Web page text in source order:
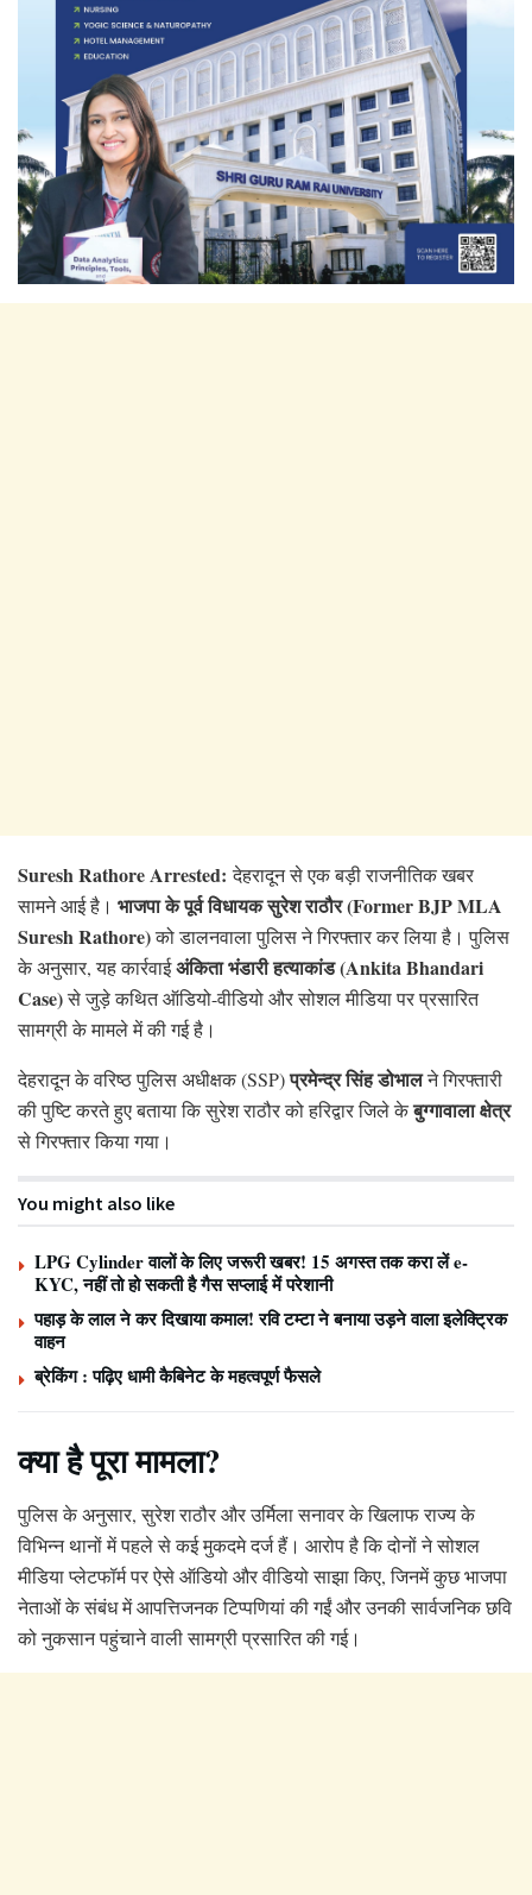
Suresh Rathore Arrested:देहरादून से एक बड़ी राजनीतिक खबर
सामने आई है। भाजपा के पूर्व विधायक सुरेश राठौर (Former BJP MLA
Suresh Rathore)को डालनवाला पुलिस ने गिरफ्तार कर लिया है। पुलिस
के अनुसार, यह कार्रवाईअंकिता भंडारी हत्याकांड (Ankita Bhandari
Case)से जुड़े कथित ऑडियो-वीडियो और सोशल मीडिया पर प्रसारित
सामग्री के मामले में की गई है।
देहरादून के वरिष्ठ पुलिस अधीक्षक (SSP)प्रमेन्द्र सिंह डोभालने गिरफ्तारी
की पुष्टि करते हुए बताया कि सुरेश राठौर को हरिद्वार जिले केबुग्गावाला क्षेत्र
से गिरफ्तार किया गया।
You might also like
LPG Cylinder वालों के लिए जरूरी खबर! 15 अगस्त तक करा लें e-
KYC, नहीं तो हो सकती है गैस सप्लाई में परेशानी
पहाड़ के लाल ने कर दिखाया कमाल! रवि टम्टा ने बनाया उड़ने वाला इलेक्ट्रिक
वाहन
ब्रेकिंग : पढ़िए धामी कैबिनेट के महत्वपूर्ण फैसले
क्या है पूरा मामला?
पुलिस के अनुसार, सुरेश राठौर और उर्मिला सनावर के खिलाफ राज्य के
विभिन्न थानों में पहले से कई मुकदमे दर्ज हैं। आरोप है कि दोनों ने सोशल
मीडिया प्लेटफॉर्म पर ऐसे ऑडियो और वीडियो साझा किए, जिनमें कुछ भाजपा
नेताओं के संबंध में आपत्तिजनक टिप्पणियां की गईं और उनकी सार्वजनिक छवि
को नुकसान पहुंचाने वाली सामग्री प्रसारित की गई।